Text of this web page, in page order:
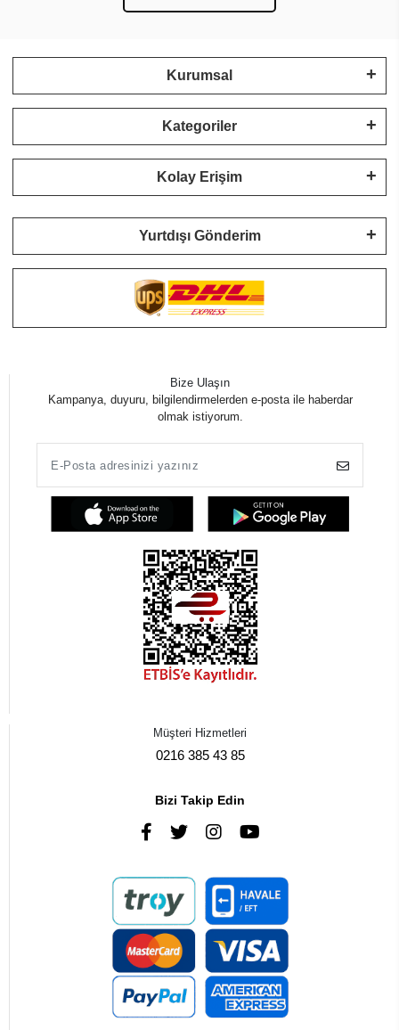
Kurumsal
Kategoriler
Kolay Erişim
Yurtdışı Gönderim
Bize Ulaşın
Kampanya, duyuru, bilgilendirmelerden e-posta ile haberdar
olmak istiyorum.
Müşteri Hizmetleri
0216 385 43 85
Bizi Takip Edin